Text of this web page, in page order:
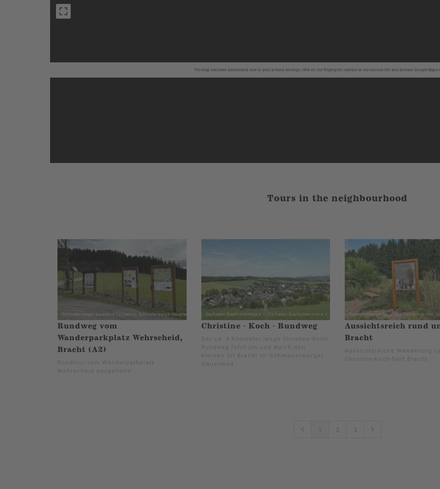
The map has been deactivated due to your privacy settings, click on the fingerprint symbol at the bottom left and activate Google Maps
Tours in the neighbourhood
Rundweg vom
Wanderparkplatz Wehrscheid,
Bracht (A2)
Rundtour vom Wanderparkplatz
Wehrscheid ausgehend.
Christine - Koch - Rundweg
Der ca. 4 Kilometer lange Christine-Koch-
Rundweg führt um und durch den
kleinen Ort Bracht im Schmallenberger
Sauerland.
Aussichtsreich rund
Bracht
Aussichtsreiche Wanderung
Christine-Koch-Dorf Bracht.
1 2 3